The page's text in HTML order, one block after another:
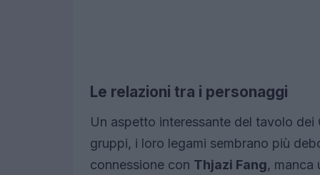
Le relazioni tra i personaggi
Un aspetto interessante del tavolo
gruppi, i loro legami sembrano più
connessione con Thjazi Fang, manca